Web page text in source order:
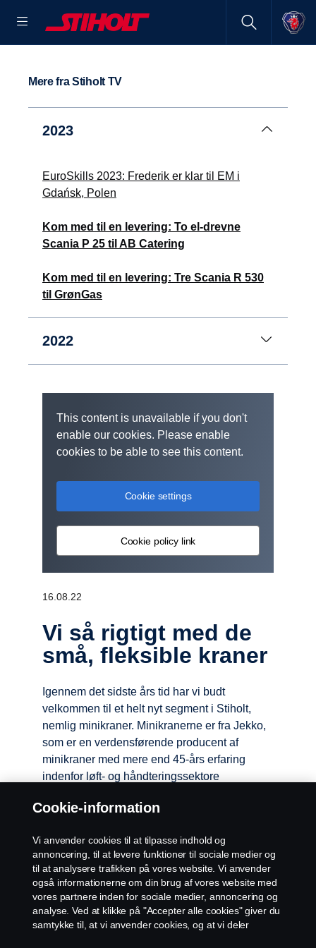
Mere fra Stiholt TV
2023
EuroSkills 2023: Frederik er klar til EM i
Gdańsk, Polen
Kom med til en levering: To el-drevne
Scania P 25 til AB Catering
Kom med til en levering: Tre Scania R 530
til GrønGas
2022
This content is unavailable if you don't
enable our cookies. Please enable
cookies to be able to see this content.
Cookie settings
Cookie policy link
16.08.22
Vi så rigtigt med de
små, fleksible kraner
Igennem det sidste års tid har vi budt
velkommen til et helt nyt segment i Stiholt,
nemlig minikraner. Minikranerne er fra Jekko,
som er en verdensførende producent af
minikraner med mere end 45-års erfaring
indenfor løft- og håndteringssektore
Bliv klogere på vores os og vores kran-
Et større udvalg af netop disse minikraner
samt monteringsværktøj kan allerede opleves
til messen Maskiner Under Broen, som finder
sted den 24. og 25. august på Gl. Strandvej
113, 5500 Middelfart. Her kan du bl.a. møde
Cookie-information
Vi anvender cookies til at tilpasse indhold og
annoncering, til at levere funktioner til sociale medier og
til at analysere trafikken på vores website. Vi anvender
også informationerne om din brug af vores website med
vores partnere inden for sociale medier, annoncering og
analyse. Ved at klikke på "Accepter alle cookies" giver du
samtykke til, at vi anvender cookies, og at vi deler